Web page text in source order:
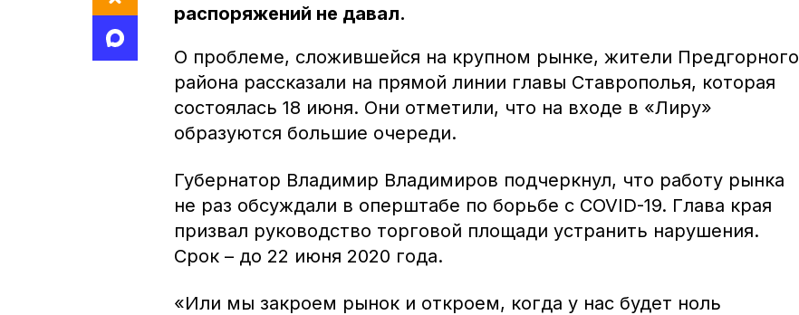
распоряжений не давал.
О проблеме, сложившейся на крупном рынке, жители Предгорного
района рассказали на прямой линии главы Ставрополья, которая
состоялась 18 июня. Они отметили, что на входе в «Лиру»
образуются большие очереди.
Губернатор Владимир Владимиров подчеркнул, что работу рынка
не раз обсуждали в оперштабе по борьбе с COVID-19. Глава края
призвал руководство торговой площади устранить нарушения.
Срок – до 22 июня 2020 года.
«Или мы закроем рынок и откроем, когда у нас будет ноль